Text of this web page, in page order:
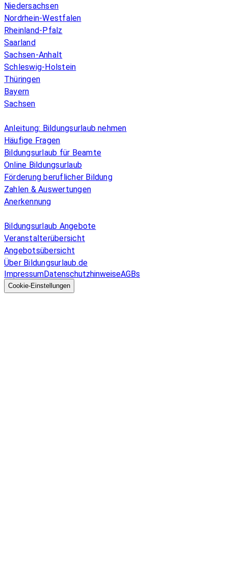
Niedersachsen
Nordrhein-Westfalen
Rheinland-Pfalz
Saarland
Sachsen-Anhalt
Schleswig-Holstein
Thüringen
Bayern
Sachsen
Anleitung: Bildungsurlaub nehmen
Häufige Fragen
Bildungsurlaub für Beamte
Online Bildungsurlaub
Förderung beruflicher Bildung
Zahlen & Auswertungen
Anerkennung
Bildungsurlaub Angebote
Veranstalterübersicht
Angebotsübersicht
Über Bildungsurlaub.de
ImpressumDatenschutzhinweiseAGBs
Cookie-Einstellungen